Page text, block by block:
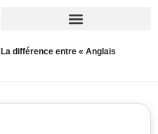
La différence entre « Anglais